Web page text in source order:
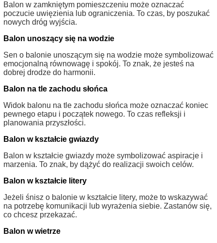
Balon w zamkniętym pomieszczeniu może oznaczać
poczucie uwięzienia lub ograniczenia. To czas, by poszukać
nowych dróg wyjścia.
Balon unoszący się na wodzie
Sen o balonie unoszącym się na wodzie może symbolizować
emocjonalną równowagę i spokój. To znak, że jesteś na
dobrej drodze do harmonii.
Balon na tle zachodu słońca
Widok balonu na tle zachodu słońca może oznaczać koniec
pewnego etapu i początek nowego. To czas refleksji i
planowania przyszłości.
Balon w kształcie gwiazdy
Balon w kształcie gwiazdy może symbolizować aspiracje i
marzenia. To znak, by dążyć do realizacji swoich celów.
Balon w kształcie litery
Jeżeli śnisz o balonie w kształcie litery, może to wskazywać
na potrzebę komunikacji lub wyrażenia siebie. Zastanów się,
co chcesz przekazać.
Balon w wietrze